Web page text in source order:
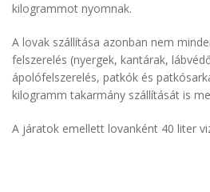
kilogrammot nyomnak.
A lovak szállítása azonban nem
felszerelés (nyergek, kantárak,
ápolófelszerelés, patkók és
kilogramm takarmány szállítását is
A járatok emellett lovanként 40 liter